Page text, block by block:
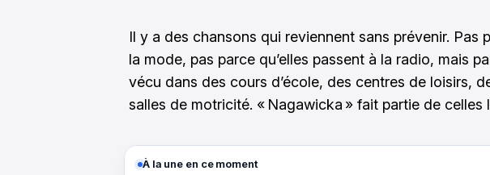
Il y a des chansons qui reviennent sans prévenir. Pas
la mode, pas parce qu’elles passent à la radio, mais
vécu dans des cours d’école, des centres de loisirs,
salles de motricité. « Nagawicka » fait partie de celles
À la une en ce moment